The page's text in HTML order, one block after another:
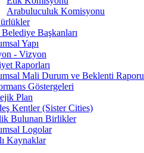
Arabuluculuk Komisyonu
Başkanları
Yapı
- Vizyon
Raporları
Mali Durum ve Beklenti Raporu
Göstergeleri
Plan
Kentler (Sister Cities)
Bulunan Birlikler
Logolar
Kaynaklar